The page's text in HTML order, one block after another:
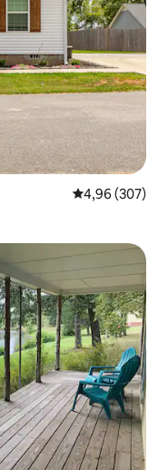
Vlerësimi
4,96 (307)